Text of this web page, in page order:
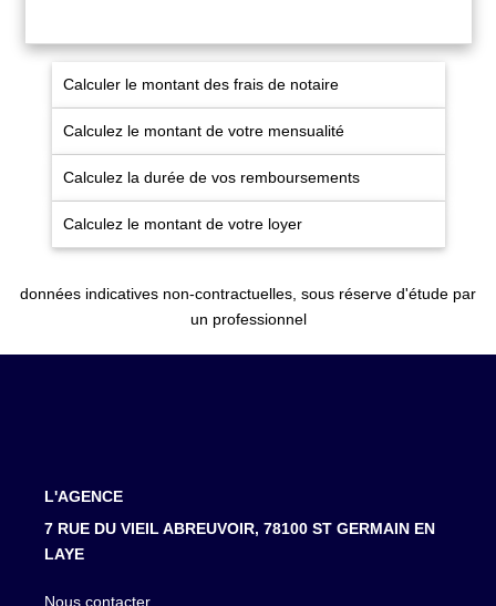
Calculer le montant des frais de notaire
Calculez le montant de votre mensualité
Calculez la durée de vos remboursements
Calculez le montant de votre loyer
données indicatives non-contractuelles, sous réserve d'étude par
un professionnel
L'AGENCE
7 RUE DU VIEIL ABREUVOIR, 78100 ST GERMAIN EN
LAYE
Nous contacter